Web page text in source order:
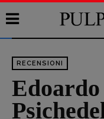
RECENSIONI